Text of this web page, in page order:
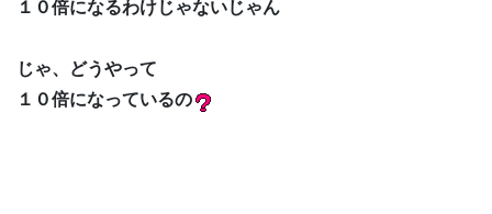
１０倍になるわけじゃないじゃん
じゃ、どうやって
１０倍になっているの